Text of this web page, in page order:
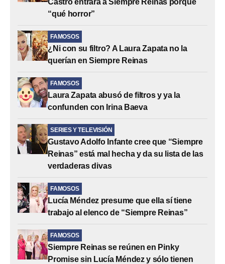
Castro entrará a Siempre Reinas porque
“qué horror”
FAMOSOS
¿Ni con su filtro? A Laura Zapata no la
querían en Siempre Reinas
FAMOSOS
Laura Zapata abusó de filtros y ya la
confunden con Irina Baeva
SERIES Y TELEVISIÓN
Gustavo Adolfo Infante cree que “Siempre
Reinas” está mal hecha y da su lista de las
verdaderas divas
FAMOSOS
Lucía Méndez presume que ella sí tiene
trabajo al elenco de “Siempre Reinas”
FAMOSOS
Siempre Reinas se reúnen en Pinky
Promise sin Lucía Méndez y sólo tienen